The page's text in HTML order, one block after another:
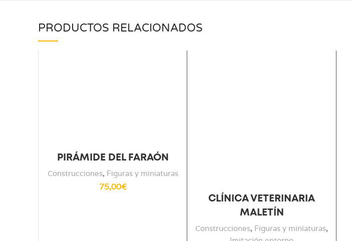
PRODUCTOS RELACIONADOS
PIRÁMIDE DEL FARAÓN
Construcciones, Figuras y miniaturas
75,00€
CLÍNICA VETERINARIA
MALETÍN
Construcciones, Figuras y miniaturas,